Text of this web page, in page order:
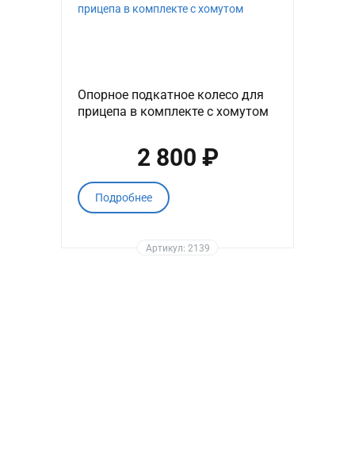
Опорное подкатное колесо для
прицепа в комплекте с хомутом
2 800 ₽
Подробнее
Артикул: 2139